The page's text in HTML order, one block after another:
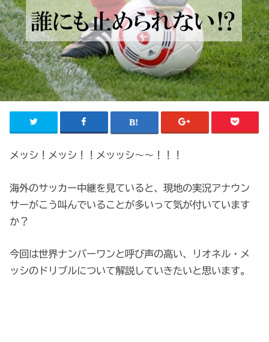
メッシ！メッシ！！メッッシ～～！！！
海外のサッカー中継を見ていると、現地の実況アナウン
サーがこう叫んでいることが多いって気が付いています
か？
今回は世界ナンバーワンと呼び声の高い、リオネル・メ
ッシのドリブルについて解説していきたいと思います。